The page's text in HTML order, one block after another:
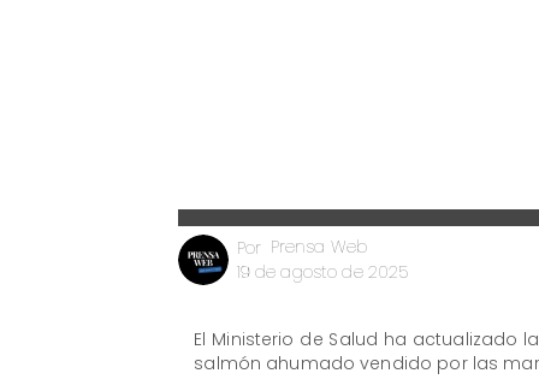
Prensa Web
Por
19 de agosto de 2025
El Ministerio de Salud ha actualizado
salmón ahumado vendido por las